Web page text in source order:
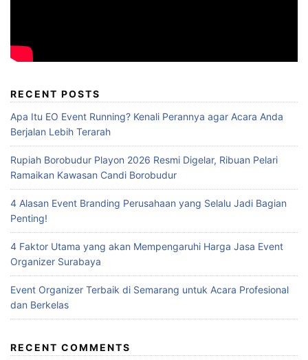
RECENT POSTS
Apa Itu EO Event Running? Kenali Perannya agar Acara Anda
Berjalan Lebih Terarah
Rupiah Borobudur Playon 2026 Resmi Digelar, Ribuan Pelari
Ramaikan Kawasan Candi Borobudur
4 Alasan Event Branding Perusahaan yang Selalu Jadi Bagian
Penting!
4 Faktor Utama yang akan Mempengaruhi Harga Jasa Event
Organizer Surabaya
Event Organizer Terbaik di Semarang untuk Acara Profesional
dan Berkelas
RECENT COMMENTS